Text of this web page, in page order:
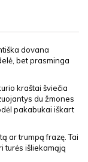
dovana
bet prasminga
kraštai šviečia
du žmones
pakabukai iškart
ar trumpą frazę. Tai
turės išliekamąją